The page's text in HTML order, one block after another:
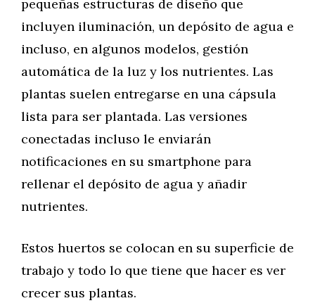
pequeñas estructuras de diseño que
incluyen iluminación, un depósito de agua e
incluso, en algunos modelos, gestión
automática de la luz y los nutrientes. Las
plantas suelen entregarse en una cápsula
lista para ser plantada. Las versiones
conectadas incluso le enviarán
notificaciones en su smartphone para
rellenar el depósito de agua y añadir
nutrientes.
Estos huertos se colocan en su superficie de
trabajo y todo lo que tiene que hacer es ver
crecer sus plantas.